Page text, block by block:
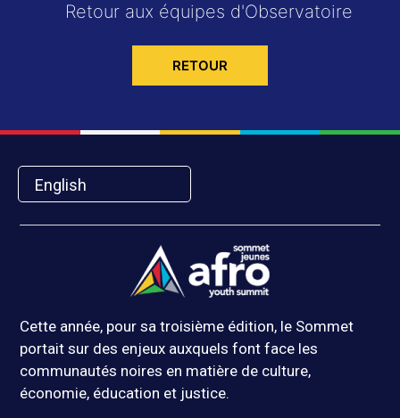
Retour aux équipes d'Observatoire
RETOUR
English
Cette année, pour sa troisième édition, le Sommet
portait sur des enjeux auxquels font face les
communautés noires en matière de culture,
économie, éducation et justice.